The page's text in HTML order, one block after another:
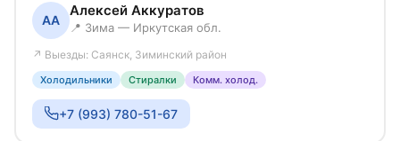
АА
Алексей Аккуратов
📍 Зима — Иркутская обл.
↗ Выезды: Саянск, Зиминский район
Холодильники Стиралки Комм. холод.
+7 (993) 780-51-67